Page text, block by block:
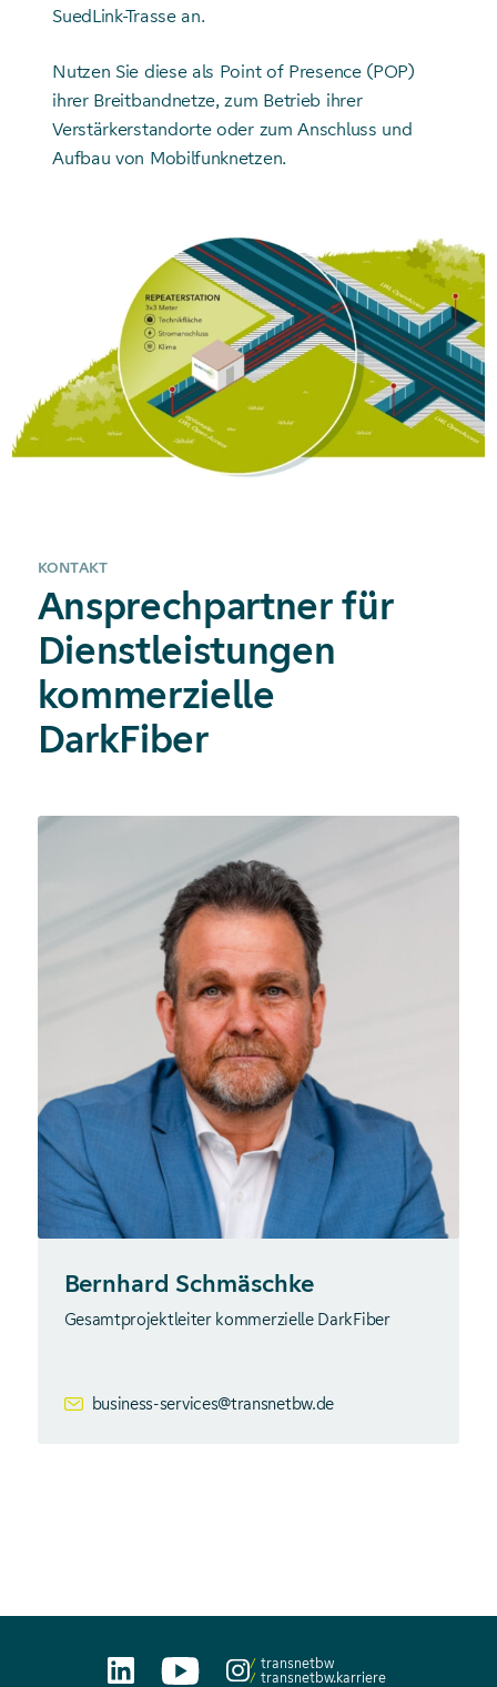
SuedLink-Trasse an.
Nutzen Sie diese als Point of Presence (POP)
ihrer Breitbandnetze, zum Betrieb ihrer
Verstärkerstandorte oder zum Anschluss und
Aufbau von Mobilfunknetzen.
KONTAKT
Ansprechpartner für
Dienstleistungen
kommerzielle
DarkFiber
Bernhard Schmäschke
Gesamtprojektleiter kommerzielle DarkFiber
business-services@transnetbw.de
transnetbw
transnetbw.karriere